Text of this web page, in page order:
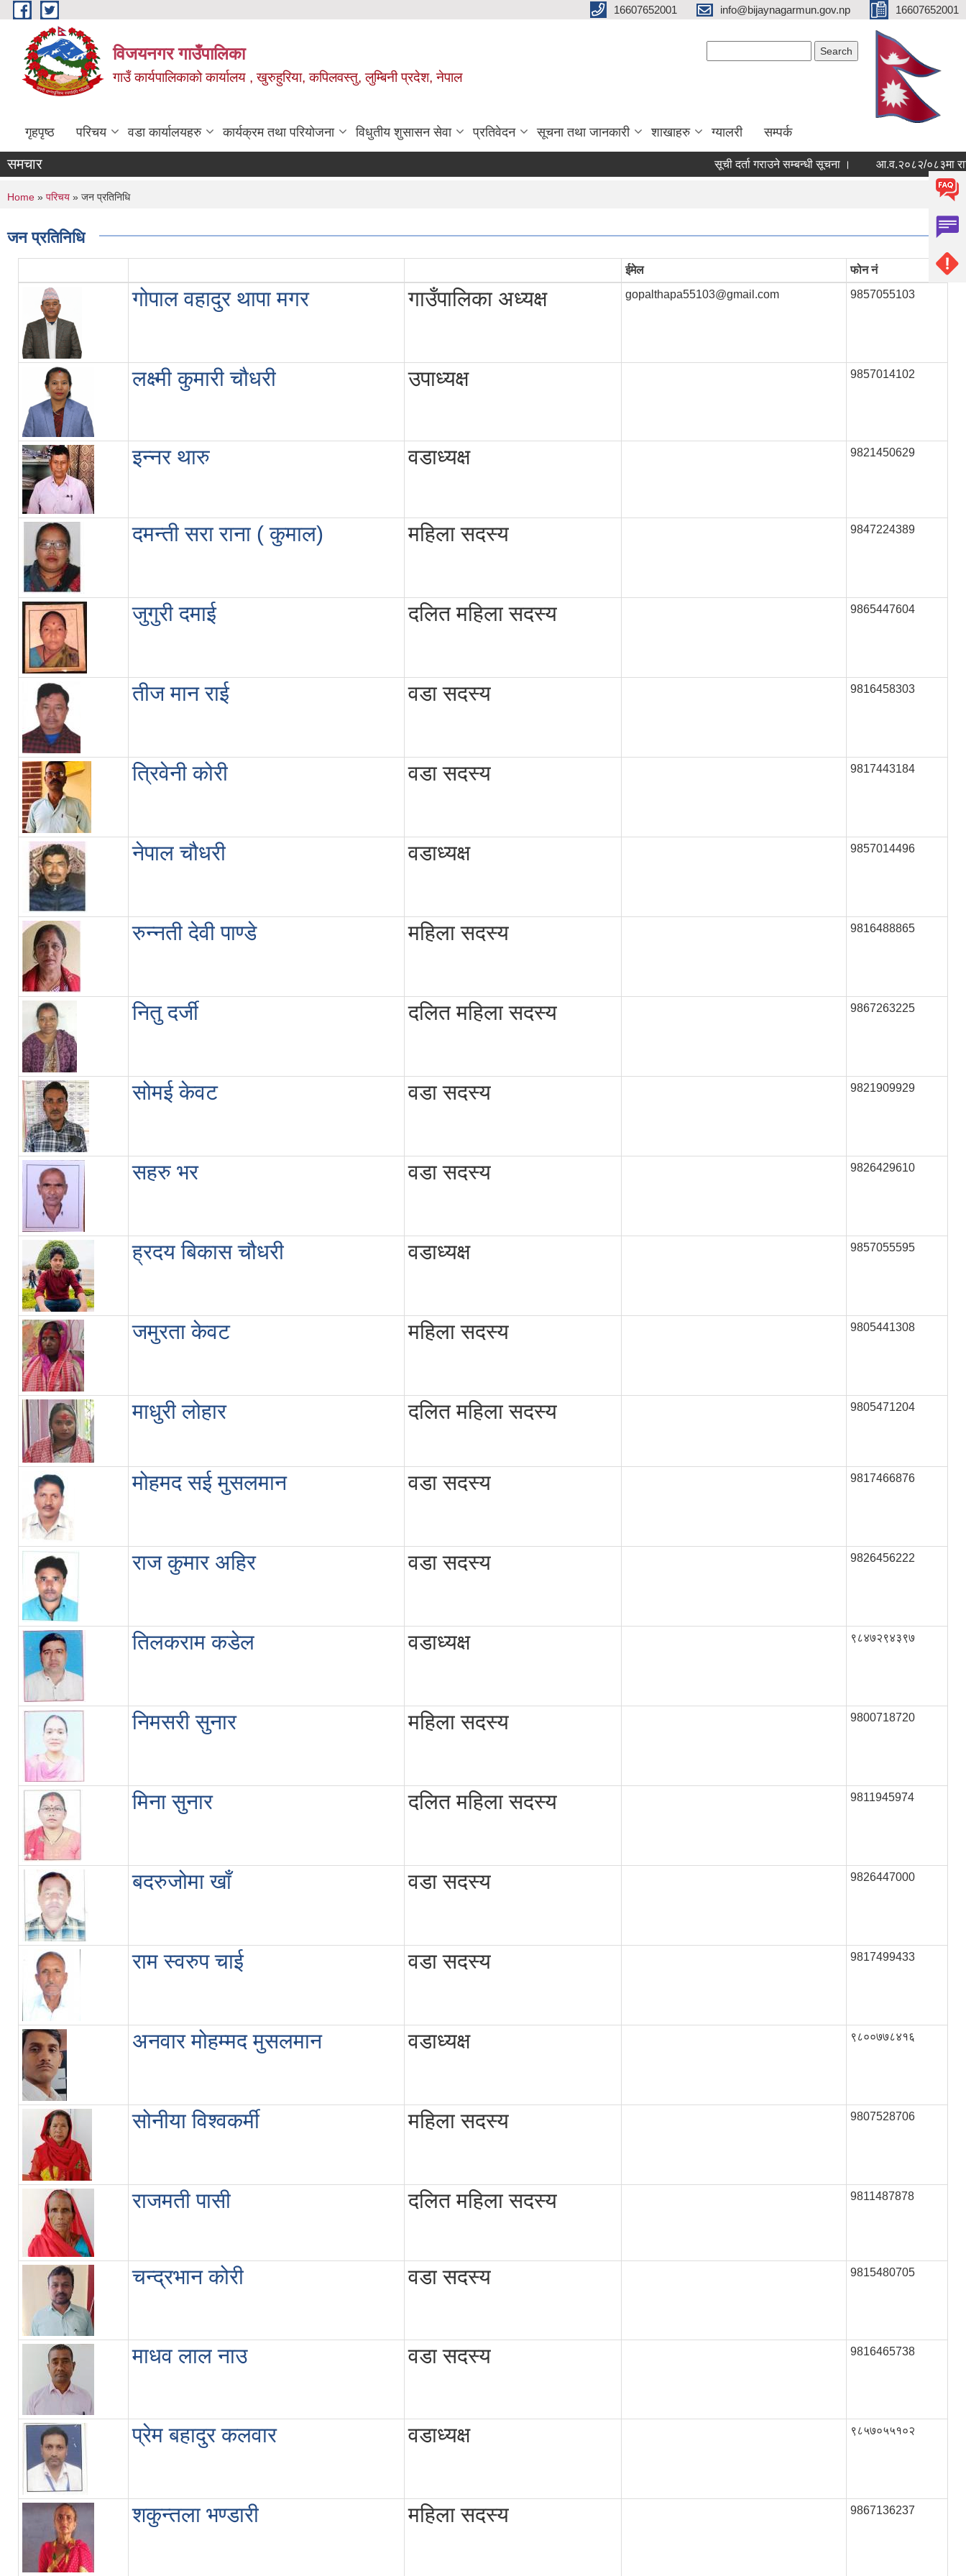
Skip to main content 16607652001 info@bijaynagarmun.gov.np 16607652001
विजयनगर गाउँपालिका
गाउँ कार्यपालिकाको कार्यालय , खुरुहुरिया, कपिलवस्तु, लुम्बिनी प्रदेश, नेपाल
गृहपृष्ठ परिचय वडा कार्यालयहरु कार्यक्रम तथा परियोजना विधुतीय शुसासन सेवा प्रतिवेदन सूचना तथा जानकारी शाखाहरु ग्यालरी सम्पर्क
समचार सूची दर्ता गराउने सम्बन्धी सूचना । आ.व.२०८२/०८३मा राजश्व
You are here
Home » परिचय » जन प्रतिनिधि
जन प्रतिनिधि
ईमेल फोन नं
गोपाल वहादुर थापा मगर गाउँपालिका अध्यक्ष gopalthapa55103@gmail.com 9857055103
लक्ष्मी कुमारी चौधरी उपाध्यक्ष 9857014102
इन्नर थारु वडाध्यक्ष 9821450629
दमन्ती सरा राना ( कुमाल) महिला सदस्य 9847224389
जुगुरी दमाई दलित महिला सदस्य 9865447604
तीज मान राई वडा सदस्य 9816458303
त्रिवेनी कोरी वडा सदस्य 9817443184
नेपाल चौधरी वडाध्यक्ष 9857014496
रुन्नती देवी पाण्डे महिला सदस्य 9816488865
नितु दर्जी दलित महिला सदस्य 9867263225
सोमई केवट वडा सदस्य 9821909929
सहरु भर वडा सदस्य 9826429610
ह्रदय बिकास चौधरी वडाध्यक्ष 9857055595
जमुरता केवट महिला सदस्य 9805441308
माधुरी लोहार दलित महिला सदस्य 9805471204
मोहमद सई मुसलमान वडा सदस्य 9817466876
राज कुमार अहिर वडा सदस्य 9826456222
तिलकराम कडेल वडाध्यक्ष ९८४७२९४३९७
निमसरी सुनार महिला सदस्य 9800718720
मिना सुनार दलित महिला सदस्य 9811945974
बदरुजोमा खाँ वडा सदस्य 9826447000
राम स्वरुप चाई वडा सदस्य 9817499433
अनवार मोहम्मद मुसलमान वडाध्यक्ष ९८००७७८४१६
सोनीया विश्वकर्मी महिला सदस्य 9807528706
राजमती पासी दलित महिला सदस्य 9811487878
चन्द्रभान कोरी वडा सदस्य 9815480705
माधव लाल नाउ वडा सदस्य 9816465738
प्रेम बहादुर कलवार वडाध्यक्ष ९८५७०५५१०२
शकुन्तला भण्डारी महिला सदस्य 9867136237